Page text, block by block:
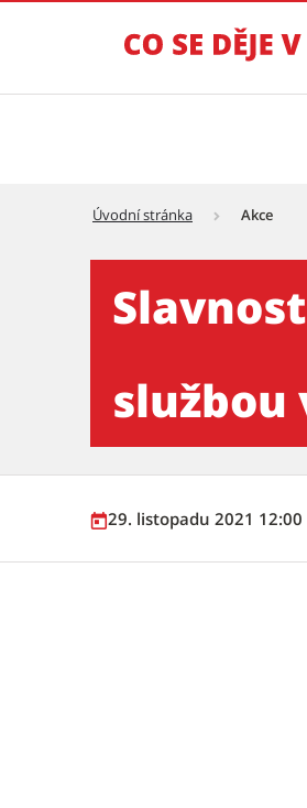
Slavnostní
Úvodní stránka Akce
službou
29. listopadu 2021 12:00